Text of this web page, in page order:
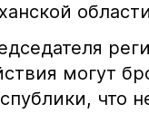
могут
что